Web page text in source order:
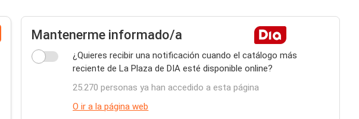
Mantenerme informado/a
¿Quieres recibir una notificación cuando el catálogo más
reciente de La Plaza de DIA esté disponible online?
25.270 personas ya han accedido a esta página
O ir a la página web